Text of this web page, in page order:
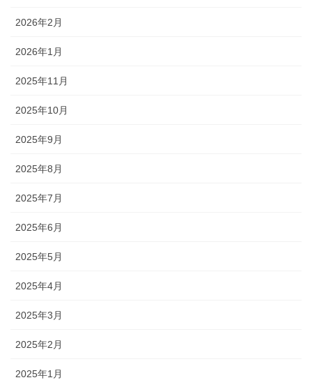
2026年2月
2026年1月
2025年11月
2025年10月
2025年9月
2025年8月
2025年7月
2025年6月
2025年5月
2025年4月
2025年3月
2025年2月
2025年1月